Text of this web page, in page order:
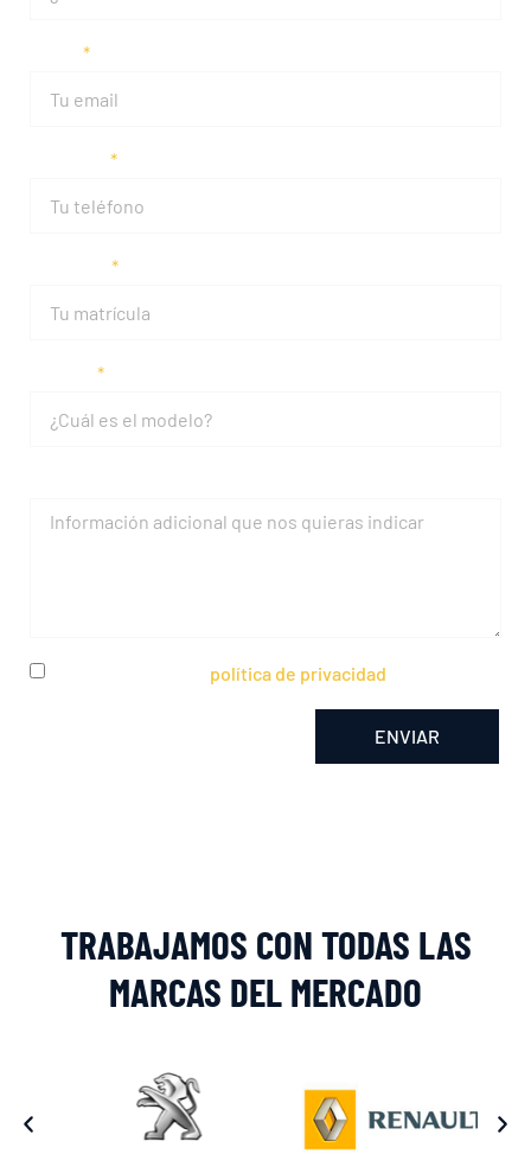
política de privacidad
ENVIAR
TRABAJAMOS CON TODAS LAS
MARCAS DEL MERCADO